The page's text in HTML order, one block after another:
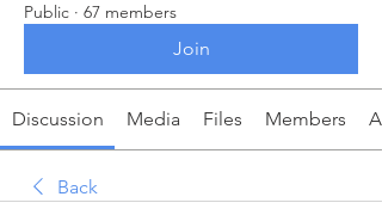
Public · 67 members
Join
Discussion Media Files Members
Back